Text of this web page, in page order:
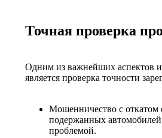
Точная проверка
Одним из важнейших аспектов
является проверка точности
Мошенничество с откатом
подержанных
проблемой.